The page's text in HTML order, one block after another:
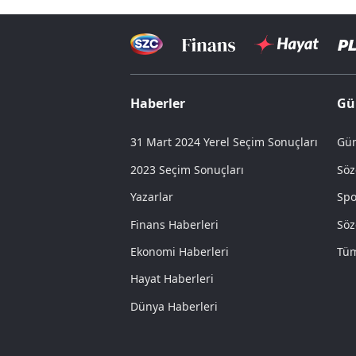
Haberler
31 Mart 2024 Yerel Seçim Sonuçları
2023 Seçim Sonuçları
Yazarlar
Finans Haberleri
Ekonomi Haberleri
Hayat Haberleri
Dünya Haberleri